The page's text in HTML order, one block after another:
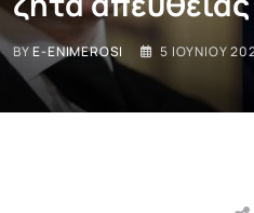
BYE-ENIMEROSI 5 ΙΟΥΝΊΟΥ